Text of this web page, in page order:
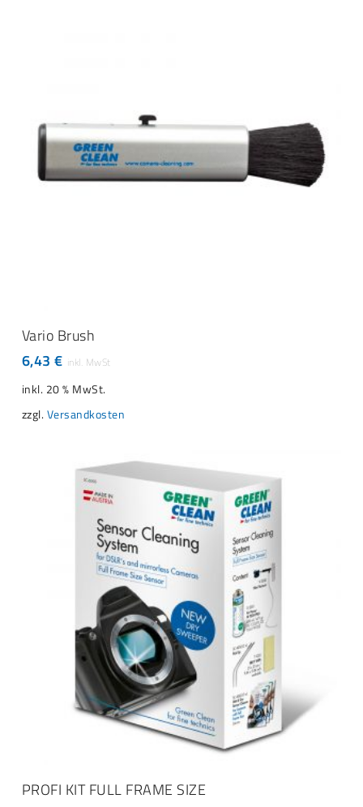
Vario Brush
6,43€
inkl. 20 % MwSt.
zzgl. Versandkosten
IN DEN WARENKORB
PROFI KIT FULL FRAME SIZE